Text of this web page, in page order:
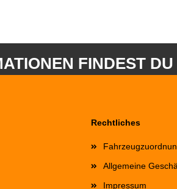
FINDEST
Rechtliches
Allgemeine
Impressum